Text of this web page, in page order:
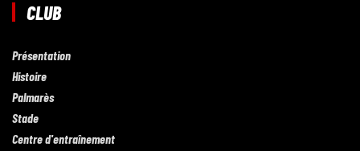
CLUB
Présentation
Histoire
Palmarès
Stade
Centre d'entraînement